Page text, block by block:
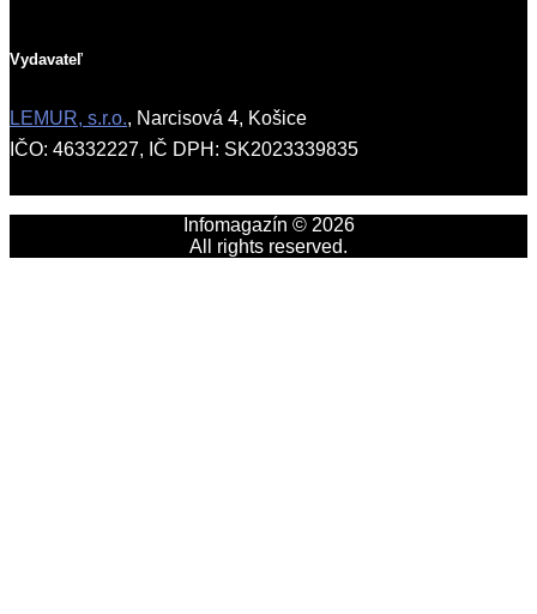
Vydavateľ
LEMUR, s.r.o., Narcisová 4, Košice
IČO: 46332227, IČ DPH: SK2023339835
Infomagazín © 2026
All rights reserved.